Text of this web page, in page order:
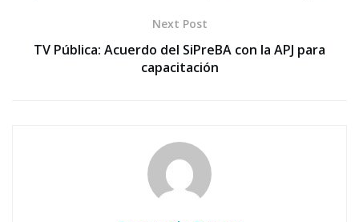
Next Post
TV Pública: Acuerdo del SiPreBA con la APJ para
capacitación